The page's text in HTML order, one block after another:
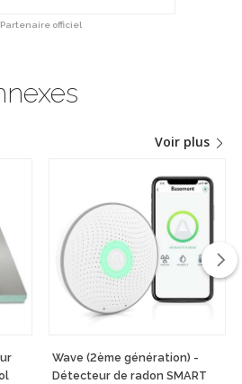
Partenaire officiel
Voir plus
Wave (2ème génération) -
Détecteur de radon SMART